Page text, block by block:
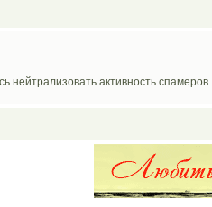
нейтрализовать активность спамеров.